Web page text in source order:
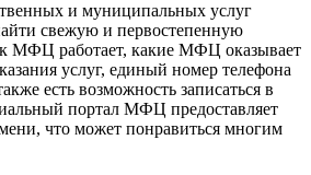
и муниципальных услуг
свежую и первостепенную
МФЦ работает, какие МФЦ оказывает
услуг, единый номер телефона
есть возможность записаться в
портал МФЦ предоставляет
что может понравиться многим